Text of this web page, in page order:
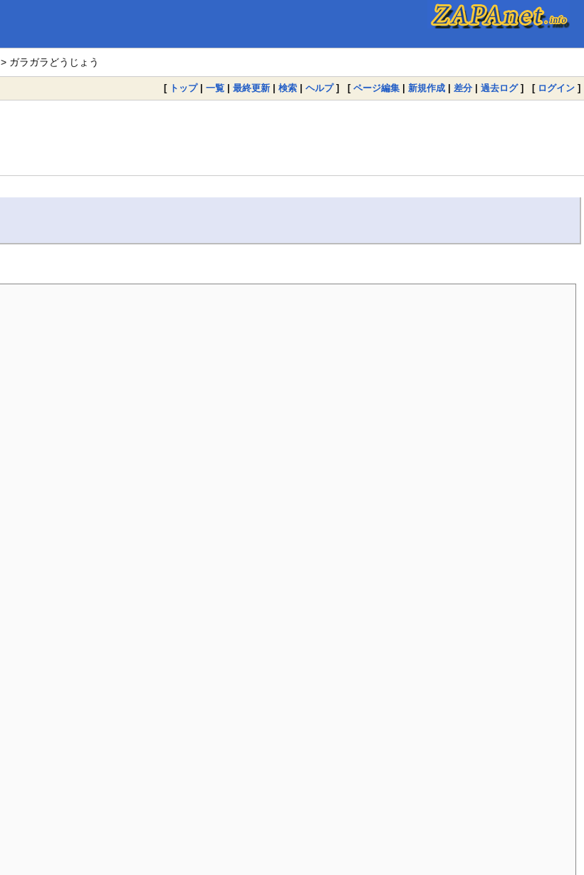
> ガラガラどうじょう
[ トップ| 一覧 | 最終更新 | 検索 | ヘルプ] [ ページ編集 | 新規作成 | 差分 | 過去ログ] [ ログイン ]